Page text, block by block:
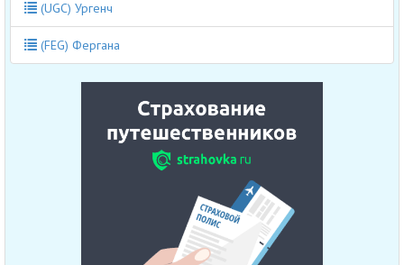
(UGC) Ургенч
(FEG) Фергана